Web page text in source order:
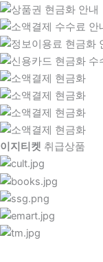
이지티켓 취급상품